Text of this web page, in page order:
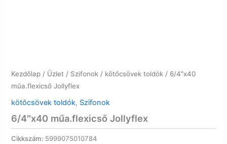
Kezdőlap / Üzlet / Szifonok / kötőcsövek toldók / 6/4″x40
műa.flexicső Jollyflex
kötőcsövek toldók, Szifonok
6/4″x40 műa.flexicső Jollyflex
Cikkszám: 5999075010784